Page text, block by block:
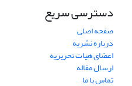
دسترسی سریع
صفحه اصلی
درباره نشریه
اعضای هیات تحریریه
ارسال مقاله
تماس با ما